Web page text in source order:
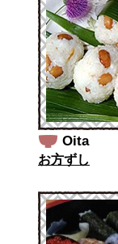
Oita
お方ずし